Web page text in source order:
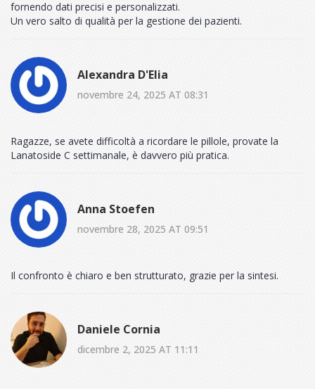
fornendo dati precisi e personalizzati.
Un vero salto di qualità per la gestione dei pazienti.
Alexandra D'Elia
novembre 24, 2025 AT 08:31
Ragazze, se avete difficoltà a ricordare le pillole, provate la
Lanatoside C settimanale, è davvero più pratica.
Anna Stoefen
novembre 28, 2025 AT 09:51
Il confronto è chiaro e ben strutturato, grazie per la sintesi.
Daniele Cornia
dicembre 2, 2025 AT 11:11